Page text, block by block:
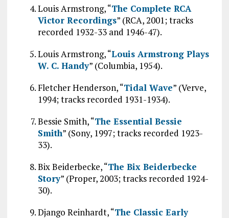
Louis Armstrong, “The Complete RCA
Victor Recordings” (RCA, 2001; tracks
recorded 1932-33 and 1946-47).
Louis Armstrong, “Louis Armstrong Plays
W. C. Handy” (Columbia, 1954).
Fletcher Henderson, “Tidal Wave” (Verve,
1994; tracks recorded 1931-1934).
Bessie Smith, “The Essential Bessie
Smith” (Sony, 1997; tracks recorded 1923-
33).
Bix Beiderbecke, “The Bix Beiderbecke
Story” (Proper, 2003; tracks recorded 1924-
30).
Django Reinhardt, “The Classic Early